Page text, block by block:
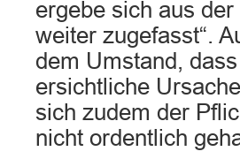
ergebe sich aus der
weiter zugefasst“.
dem Umstand,
ersichtliche
sich zudem der
nicht ordentlich